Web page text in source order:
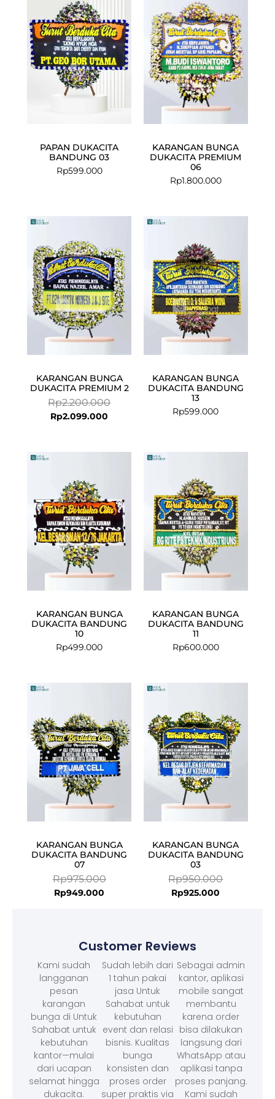
PAPAN DUKACITA
BANDUNG 03
Rp599.000
KARANGAN BUNGA
DUKACITA PREMIUM
06
Rp1.800.000
KARANGAN BUNGA
DUKACITA PREMIUM 2
Rp2.200.000
was:
Rp2.200.000.
Rp2.099.000
is:
Rp2.099.000.
KARANGAN BUNGA
DUKACITA BANDUNG
13
Rp599.000
KARANGAN BUNGA
DUKACITA BANDUNG
10
Rp499.000
KARANGAN BUNGA
DUKACITA BANDUNG
11
Rp600.000
KARANGAN BUNGA
DUKACITA BANDUNG
07
Rp975.000
Rp975.000.
Rp949.000
Rp949.000.
KARANGAN BUNGA
DUKACITA BANDUNG
03
Rp950.000
was:
Rp950.000.
Rp925.000
is:
Rp925.000.
Customer Reviews
Kami sudah
langganan
pesan
karangan
bunga di Untuk
Sahabat untuk
kebutuhan
kantor—mulai
dari ucapan
selamat hingga
dukacita.
Sudah lebih dari
1 tahun pakai
jasa Untuk
Sahabat untuk
kebutuhan
event dan relasi
bisnis. Kualitas
bunga
konsisten dan
proses order
super praktis via
Sebagai admin
kantor, aplikasi
mobile sangat
membantu
karena order
bisa dilakukan
langsung dari
WhatsApp atau
aplikasi tanpa
proses panjang.
Kami sudah